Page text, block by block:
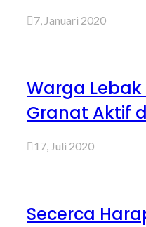
7, Januari 2020
Warga
Granat Aktif
17, Juli 2020
Secerca